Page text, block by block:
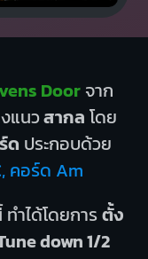
Door จาก
แนวสากล โดย
ด ประกอบด้วย
คอร์ด Am
ำได้โดยการตั้ง
down 1/2